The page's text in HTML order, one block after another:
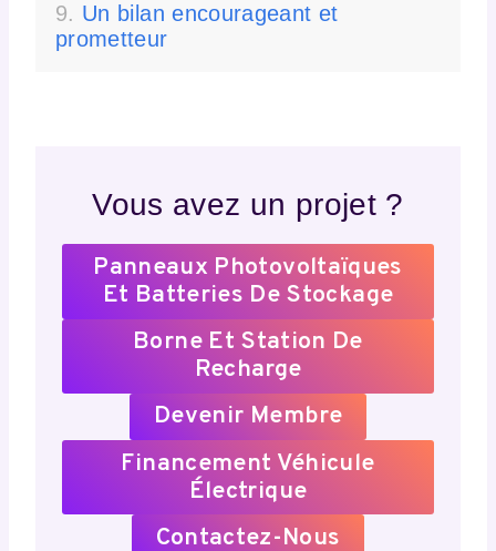
Un bilan encourageant et
prometteur
Vous avez un projet ?
Panneaux Photovoltaïques
Et Batteries De Stockage
Borne Et Station De
Recharge
Devenir Membre
Financement Véhicule
Électrique
Contactez-Nous